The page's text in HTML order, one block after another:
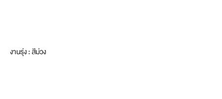
งานรุ่ง : สีม่วง